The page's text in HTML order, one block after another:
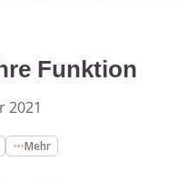
Funktion
2021
Mehr